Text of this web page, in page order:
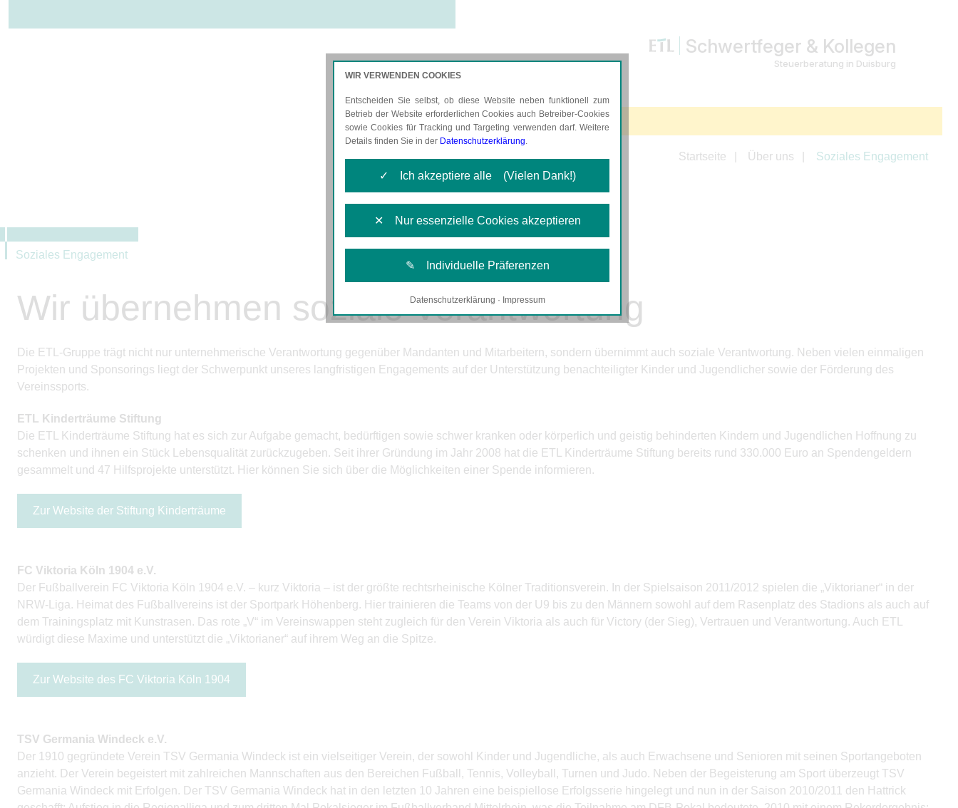
Schwertfeger & Kollegen
Steuerberatung in Duisburg
AKTUELLES KARRIERE
Startseite Über uns Soziales Engagement
Soziales Engagement
Wir übernehmen soziale Verantwortung
Die ETL-Gruppe trägt nicht nur unternehmerische Verantwortung gegenüber Mandanten und Mitarbeitern, sondern übernimmt auch soziale Verantwortung. Neben vielen einmaligen
Projekten und Sponsorings liegt der Schwerpunkt unseres langfristigen Engagements auf der Unterstützung benachteiligter Kinder und Jugendlicher sowie der Förderung des
Vereinssports.
ETL Kinderträume Stiftung
Die ETL Kinderträume Stiftung hat es sich zur Aufgabe gemacht, bedürftigen sowie schwer kranken oder körperlich und geistig behinderten Kindern und Jugendlichen Hoffnung zu
schenken und ihnen ein Stück Lebensqualität zurückzugeben. Seit ihrer Gründung im Jahr 2008 hat die ETL Kinderträume Stiftung bereits rund 330.000 Euro an Spendengeldern
gesammelt und 47 Hilfsprojekte unterstützt. Hier können Sie sich über die Möglichkeiten einer Spende informieren.
Zur Website der Stiftung Kinderträume
FC Viktoria Köln 1904 e.V.
Der Fußballverein FC Viktoria Köln 1904 e.V. – kurz Viktoria – ist der größte rechtsrheinische Kölner Traditions­verein. In der Spielsaison 2011/2012 spielen die „Viktorianer“ in der
NRW-Liga. Heimat des Fußballvereins ist der Sportpark Höhenberg. Hier trainieren die Teams von der U9 bis zu den Männern sowohl auf dem Rasenplatz des Stadions als auch auf
dem Trainingsplatz mit Kunstrasen. Das rote „V“ im Vereinswappen steht zugleich für den Verein Viktoria als auch für Victory (der Sieg), Vertrauen und Verantwortung. Auch ETL
würdigt diese Maxime und unterstützt die „Viktorianer“ auf ihrem Weg an die Spitze.
Zur Website des FC Viktoria Köln 1904
TSV Germania Windeck e.V.
Der 1910 gegründete Verein TSV Germania Windeck ist ein vielseitiger Verein, der sowohl Kinder und Jugendliche, als auch Erwachsene und Senioren mit seinen Sportangeboten
anzieht. Der Verein begeistert mit zahlreichen Mannschaften aus den Bereichen Fußball, Tennis, Volleyball, Turnen und Judo. Neben der Begeisterung am Sport überzeugt TSV
Germania Windeck mit Erfolgen. Der TSV Germania Windeck hat in den letzten 10 Jahren eine beispiellose Erfolgsserie hingelegt und nun in der Saison 2010/2011 den Hattrick
WIR VERWENDEN COOKIES
Entscheiden Sie selbst, ob diese Website neben funktionell zum
Betrieb der Website erforderlichen Cookies auch Betreiber-Cookies
sowie Cookies für Tracking und Targeting verwenden darf. Weitere
Details finden Sie in der Datenschutzerklärung.
✓ Ich akzeptiere alle (Vielen Dank!)
✕ Nur essenzielle Cookies akzeptieren
✎ Individuelle Präferenzen
Notwendige Cookies
Tracking- und Targeting-Cookies
Diese Cookies sind erforderlich, um unsere Website auf Ihre
Betreibercookies
Diese Cookies sind erforderlich, um z.B. Google Maps zu
Datenschutzerklärung · Impressum